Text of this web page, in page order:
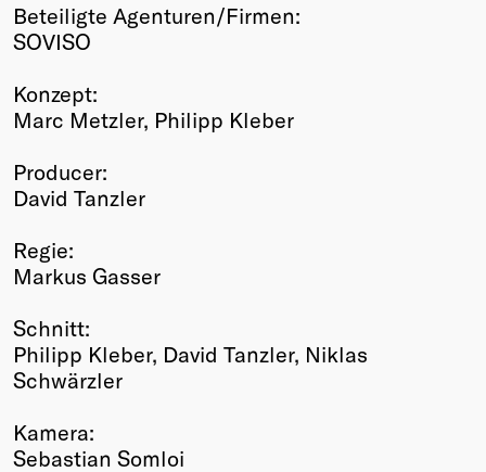
Beteiligte Agenturen/Firmen:
SOVISO
Konzept:
Marc Metzler, Philipp Kleber
Producer:
David Tanzler
Regie:
Markus Gasser
Schnitt:
Philipp Kleber, David Tanzler, Niklas
Schwärzler
Kamera:
Sebastian Somloi